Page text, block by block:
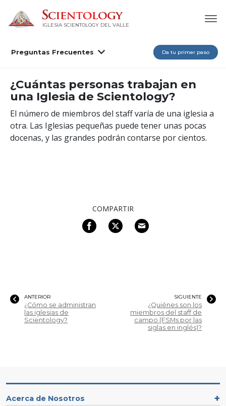
IGLESIA SCIENTOLOGY DEL VALLE
Preguntas Frecuentes Da tu primer paso
¿Cuántas personas trabajan en
una Iglesia de Scientology?
El número de miembros del staff varía de una iglesia a
otra. Las Iglesias pequeñas puede tener unas pocas
docenas, y las grandes podrán contarse por cientos.
COMPARTIR
ANTERIOR
¿Cómo se administran
las iglesias de
Scientology?
SIGUIENTE
¿Quiénes son los
miembros del staff de
campo (FSMs por las
siglas en inglés)?
Acerca de Nosotros